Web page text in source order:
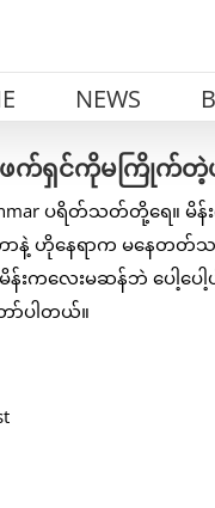
NEWS
က်ရှင်ကိုမကြိုက်တဲ့ပ
ပရိတ်သတ်တို့ရေ
နေရာက မနေတတ်သလို
လေးမဆန်ဘဲ ပေါ့ပေါ့ပ
ပါတယ်။